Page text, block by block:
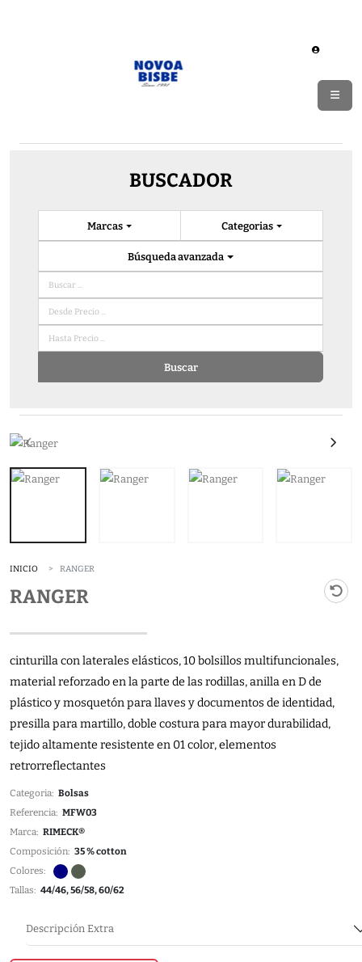
BUSCADOR
Categorias
Marcas
Búsqueda avanzada
Buscar
INICIO RANGER
RANGER
cinturilla con laterales elásticos, 10 bolsillos multifuncionales,
material reforzado en la parte de las rodillas, anilla en D de
plástico y mosquetón para llaves y documentos de identidad,
presilla para martillo, doble costura para mayor durabilidad,
tejido altamente resistente en 01 color, elementos
retrorreflectantes
Categoria: Bolsas
Referencia: MFW03
Marca: RIMECK®
Composición: 35 % cotton
Colores:
Tallas: 44/46, 56/58, 60/62
Descripción Extra